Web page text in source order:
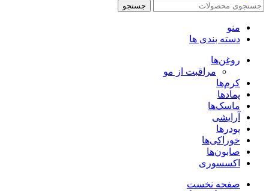
جستجو
منو
دسته بندی ها
روغن‌ها
مراقبت از مو
کرم‌ها
پمادها
ماسک‌ها
آرایشی
پودرها
خوراکی‌ها
صابون‌ها
اکسسوری
صفحه نخست